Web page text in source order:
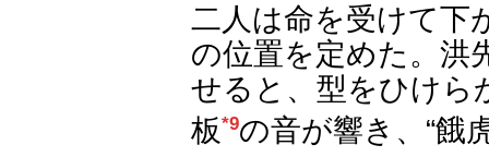
二人は命を受けて下
の位置を定めた。洪
せると、型をひけら
板*9の音が響き、“餓